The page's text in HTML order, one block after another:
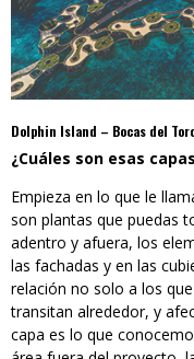
Dolphin Island – Bocas del
¿Cuáles son esas
Empieza en lo que le
son plantas que puedas
adentro y afuera, los
las fachadas y en las
relación no solo a los
transitan alrededor, y
capa es lo que